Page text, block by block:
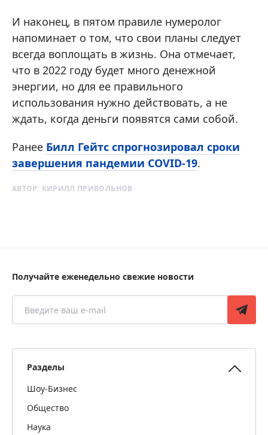
И наконец, в пятом правиле нумеролог
напоминает о том, что свои планы следует
всегда воплощать в жизнь. Она отмечает,
что в 2022 году будет много денежной
энергии, но для ее правильного
использования нужно действовать, а не
ждать, когда деньги появятся сами собой.
Ранее Билл Гейтс спрогнозировал сроки
завершения пандемии COVID-19.
АВТОР: КИРИЛЛ ПРИВОЛЬНОВ
Получайте еженедельно свежие новости
Разделы
Шоу-Бизнес
Общество
Наука